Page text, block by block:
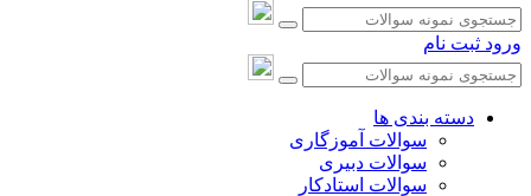
ورود ثبت نام
دسته بندی ها
سوالات آموزگاری
سوالات دبیری
سوالات استادکار